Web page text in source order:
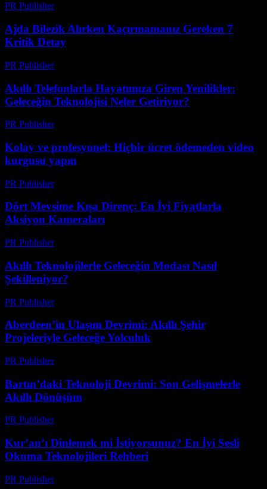
PR Publisher-
Ajda Bilezik Alırken Kaçırmamanız Gereken 7
Kritik Detay
PR Publisher-
Akıllı Telefonlarla Hayatımıza Giren Yenilikler:
Geleceğin Teknolojisi Neler Getiriyor?
PR Publisher-
Kolay ve profesyonel: Hiçbir ücret ödemeden video
kurgusu yapın
PR Publisher-
Dört Mevsime Kışa Direnç: En İyi Fiyatlarla
Aksiyon Kameraları
PR Publisher-
Akıllı Teknolojilerle Geleceğin Modası Nasıl
Şekilleniyor?
PR Publisher-
Aberdeen’in Ulaşım Devrimi: Akıllı Şehir
Projeleriyle Geleceğe Yolculuk
PR Publisher-
Bartın’daki Teknoloji Devrimi: Son Gelişmelerle
Akıllı Dönüşüm
PR Publisher-
Kur’an’ı Dinlemek mi İstiyorsunuz? En İyi Sesli
Okuma Teknolojileri Rehberi
PR Publisher-